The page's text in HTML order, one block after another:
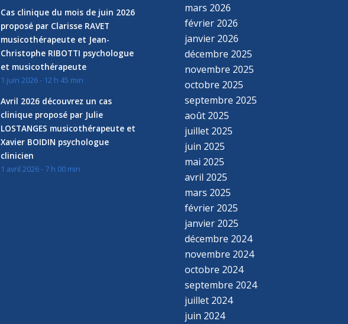
Cas clinique du mois de juin 2026
proposé par Clarisse RAVET
musicothérapeute et Jean-
Christophe RIBOTTI psychologue
et musicothérapeute
1 juin 2026 - 12 h 45 min
Avril 2026 découvrez un cas
clinique proposé par Julie
LOSTANGES musicothérapeute et
Xavier BOIDIN psychologue
clinicien
1 avril 2026 - 7 h 00 min
mars 2026
février 2026
janvier 2026
décembre 2025
novembre 2025
octobre 2025
septembre 2025
août 2025
juillet 2025
juin 2025
mai 2025
avril 2025
mars 2025
février 2025
janvier 2025
décembre 2024
novembre 2024
octobre 2024
septembre 2024
juillet 2024
juin 2024